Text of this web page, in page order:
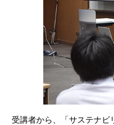
受講者から、「サステナビ